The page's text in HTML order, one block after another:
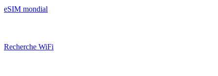
eSIM mondial
Recherche WiFi